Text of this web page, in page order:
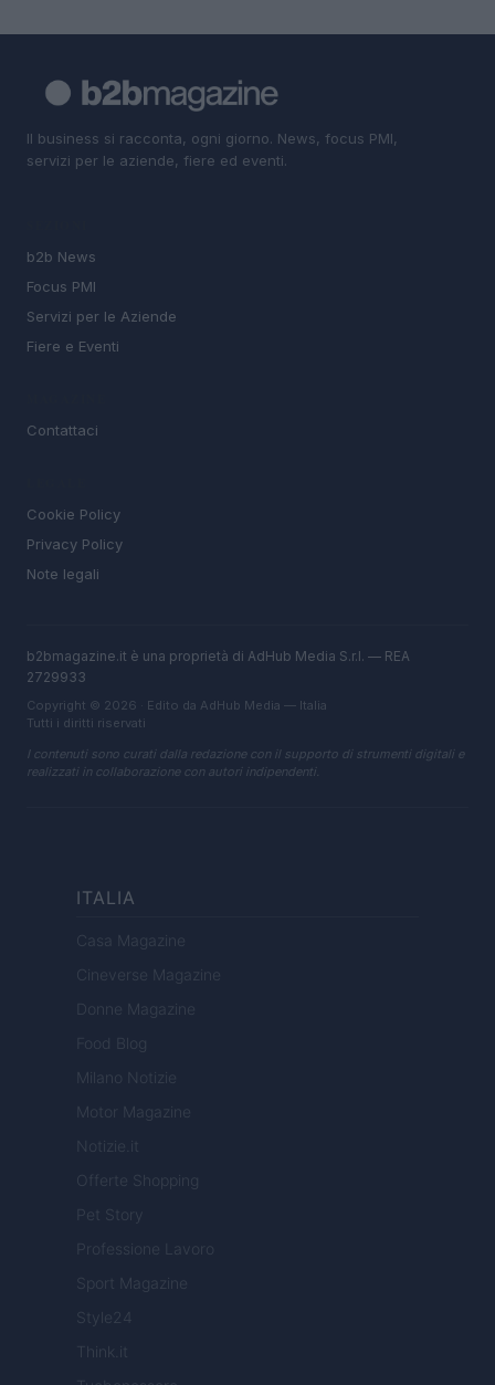
Il business si racconta, ogni giorno. News, focus PMI,
servizi per le aziende, fiere ed eventi.
b2b News
Focus PMI
Servizi per le Aziende
Fiere e Eventi
Contattaci
Cookie Policy
Privacy Policy
Note legali
b2bmagazine.it è una proprietà di AdHub Media S.r.l. — REA
2729933
Copyright © 2026 · Edito da AdHub Media — Italia
Tutti i diritti riservati
I contenuti sono curati dalla redazione con il supporto di strumenti digitali e
realizzati in collaborazione con autori indipendenti.
ITALIA
Casa Magazine
Cineverse Magazine
Donne Magazine
Food Blog
Milano Notizie
Motor Magazine
Notizie.it
Offerte Shopping
Pet Story
Professione Lavoro
Sport Magazine
Style24
Think.it